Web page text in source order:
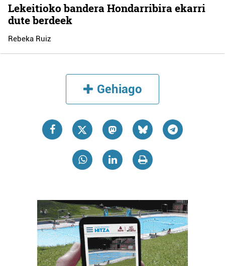
Lekeitioko bandera Hondarribira ekarri
dute berdeek
Rebeka Ruiz
Gehiago